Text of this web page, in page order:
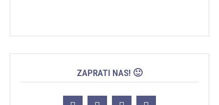
ZAPRATI NAS! 🙂